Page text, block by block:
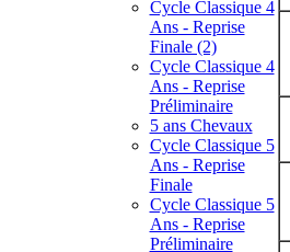
Cycle Classique 4
Ans - Reprise
Finale (2)
Cycle Classique 4
Ans - Reprise
Préliminaire
5 ans Chevaux
Cycle Classique 5
Ans - Reprise
Finale
Cycle Classique 5
Ans - Reprise
Préliminaire